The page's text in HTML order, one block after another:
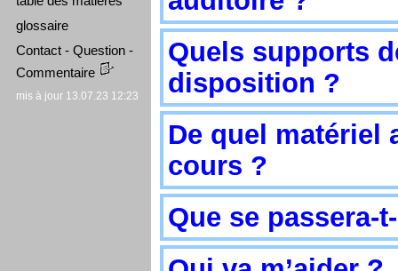
glossaire
Contact - Question -
Commentaire
mis à jour 13.07.23 12:23
Quels supports
disposition ?
De quel matériel
cours ?
Que se passera-